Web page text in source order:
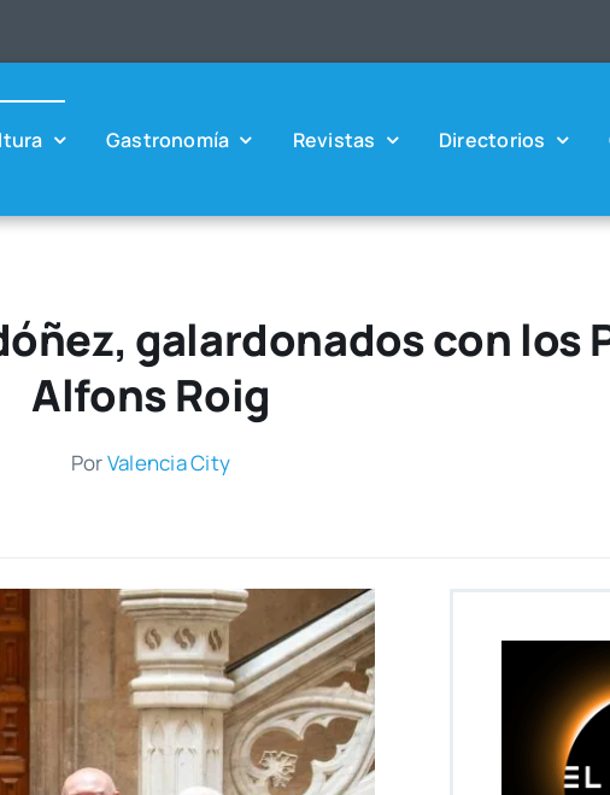
Gas­tro­no­mía Revis­tas Direc­to­rios
galardonados con los
Alfons Roig
PorValen­cia City